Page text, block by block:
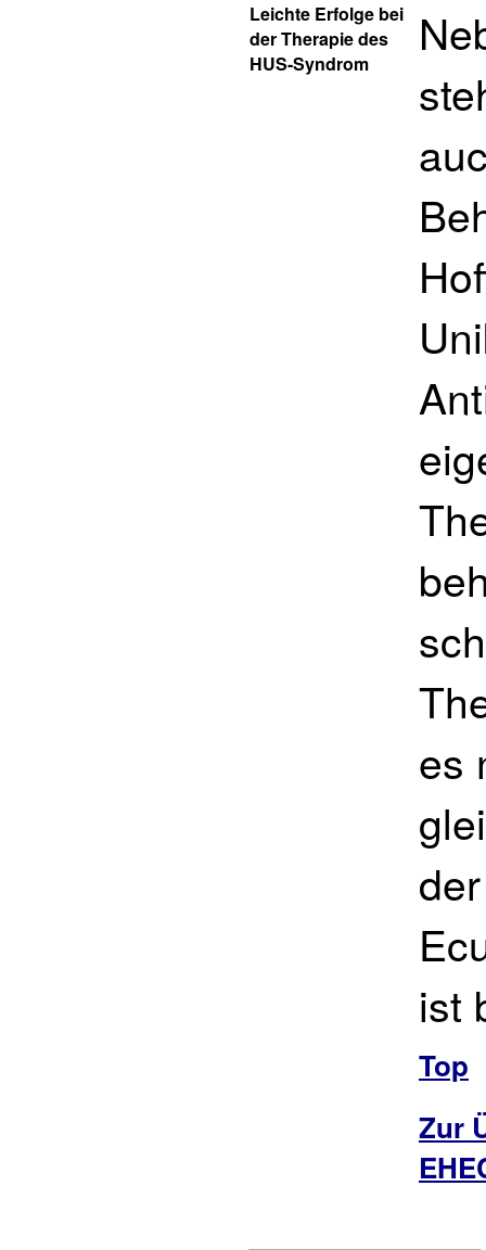
Leichte Erfolge bei
der Therapie des
HUS-Syndrom
es
ist
Top
Zur